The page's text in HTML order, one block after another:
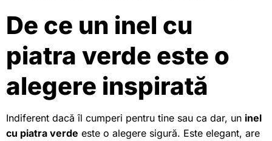
De ce un inel cu
piatra verde este o
alegere inspirată
Indiferent dacă îl cumperi pentru tine sau ca dar, un inel
cu piatra verde este o alegere sigură. Este elegant, are